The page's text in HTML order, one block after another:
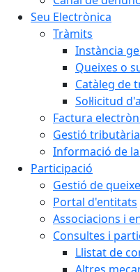
Seu Electrònica
Tràmits
Instància
Queixes o
Catàleg de
Sol·licitud
Factura
Gestió tributària
Informació de
Participació
Gestió de
Portal d'entitats
Associacions i
Consultes i
Llistat de